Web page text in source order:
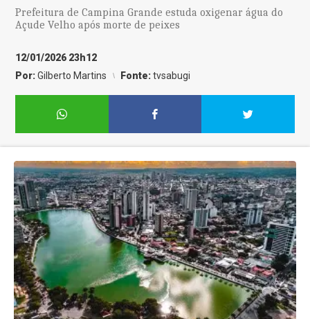
Prefeitura de Campina Grande estuda oxigenar água do
Açude Velho após morte de peixes
12/01/2026 23h12
Por:Gilberto Martins Fonte:tvsabugi